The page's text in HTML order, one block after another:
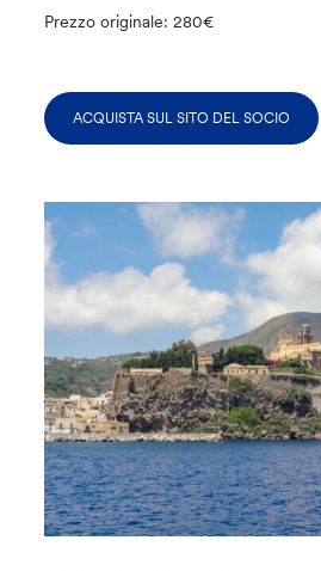
Prezzo originale: 280€
ACQUISTA SUL SITO DEL SOCIO